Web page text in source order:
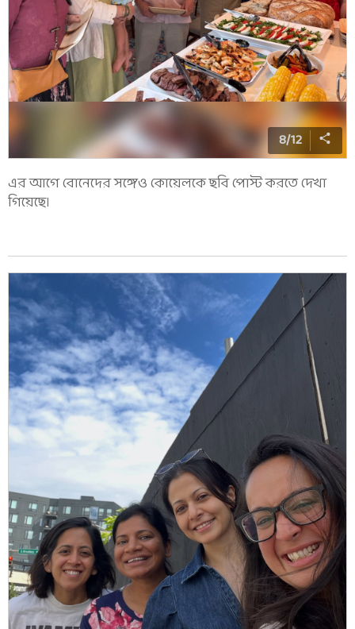
8/12
এর আগে বোনেদের সঙ্গেও কোয়েলকে ছবি পোস্ট করতে দেখা
গিয়েছে।